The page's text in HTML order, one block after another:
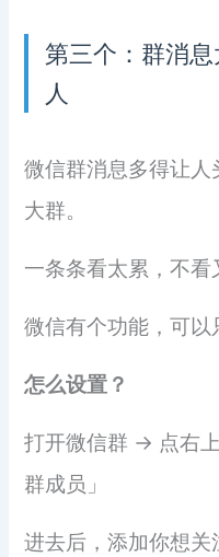
第三个：群消
人
微信群消息多得让
大群。
一条条看太累，不看
微信有个功能，可以
怎么设置？
打开微信群 → 点右
群成员」
进去后，添加你想